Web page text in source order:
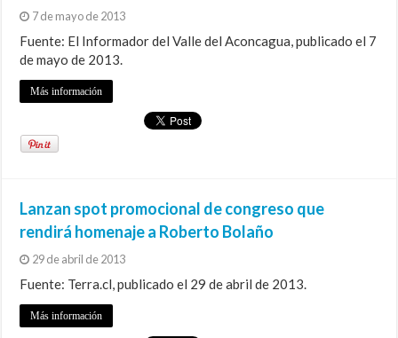
7 de mayo de 2013
Fuente: El Informador del Valle del Aconcagua, publicado el 7
de mayo de 2013.
Más información
Lanzan spot promocional de congreso que
rendirá homenaje a Roberto Bolaño
29 de abril de 2013
Fuente: Terra.cl, publicado el 29 de abril de 2013.
Más información